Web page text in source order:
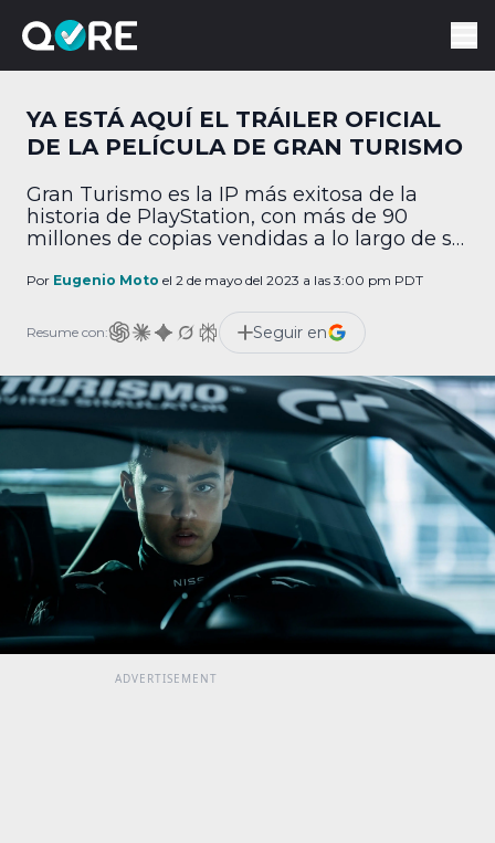
YA ESTÁ AQUÍ EL TRÁILER OFICIAL
DE LA PELÍCULA DE GRAN TURISMO
Gran Turismo es la IP más exitosa de la
historia de PlayStation, con más de 90
millones de copias vendidas a lo largo de su
ver una adaptación a la pantalla grande,
Esta mañana, Sony Pictures reveló el tráiler
oficial […]
Por Eugenio Moto el 2 de mayo del 2023 a las 3:00 pm PDT
Resume con: Seguir en